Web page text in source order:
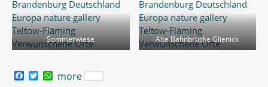
Sommerwiese Alte Bahnbrücke Glienick
T W
more